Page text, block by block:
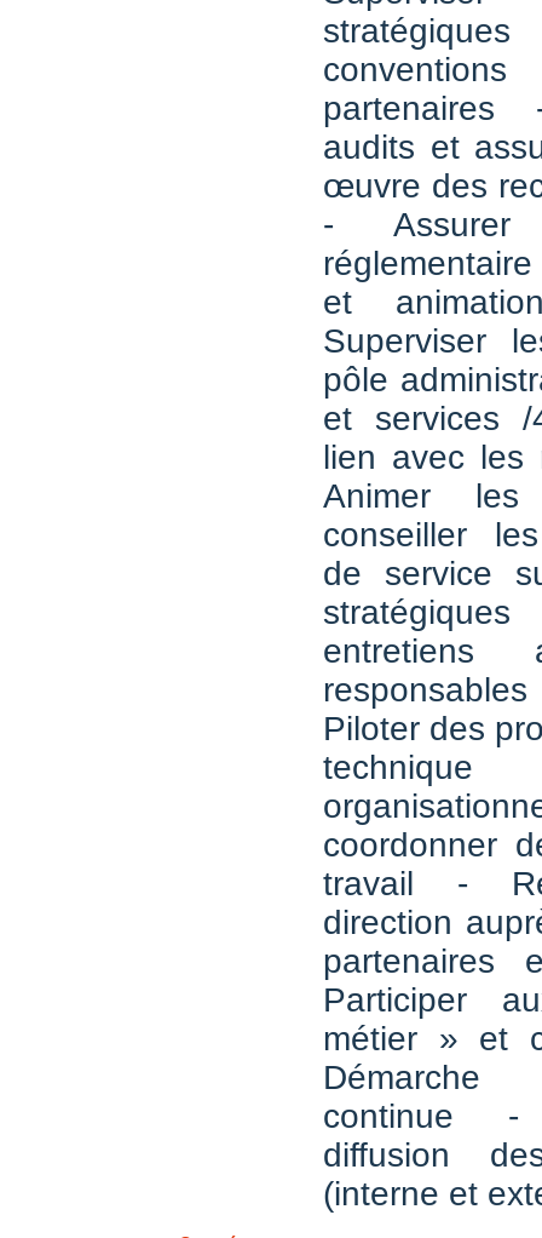
audits et
œuvre des
-
et
Superviser
pôle
et services
lien avec les
Animer
conseiller
de service
entretiens
Piloter des
coordonner
travail -
direction
partenaires
Participer
métier » et
Démarche
continue
diffusion
(interne et